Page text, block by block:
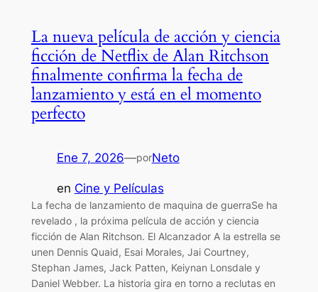
La nueva película de acción y ciencia
ficción de Netflix de Alan Ritchson
finalmente confirma la fecha de
lanzamiento y está en el momento
perfecto
Ene 7, 2026—porNeto
en Cine y Películas
La fecha de lanzamiento de maquina de guerraSe ha
revelado , la próxima película de acción y ciencia
ficción de Alan Ritchson. El Alcanzador A la estrella se
unen Dennis Quaid, Esai Morales, Jai Courtney,
Stephan James, Jack Patten, Keiynan Lonsdale y
Daniel Webber. La historia gira en torno a reclutas en